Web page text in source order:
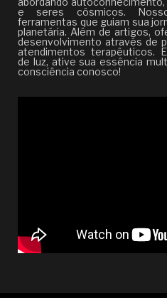
e seres cósmicos.
ferramentas que guiam sua
planetária. Além de artigos,
desenvolvimento através de
atendimentos terapêuticos.
de luz, ative sua essência
consciência conosco!